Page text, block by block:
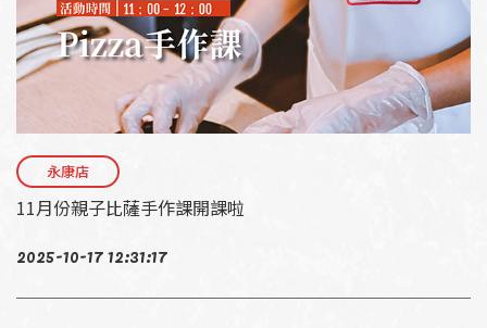
永康店
11月份親子比薩手作課開課啦
2025-10-17 12:31:17